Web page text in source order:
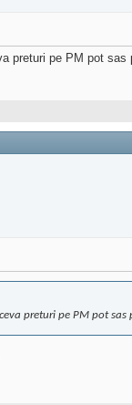
preturi pe PM pot sas
preturi pe PM pot sas